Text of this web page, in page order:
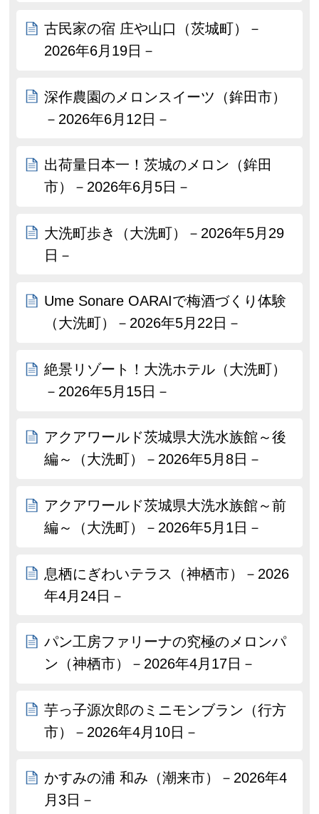
古民家の宿 庄や山口（茨城町）－
2026年6月19日－
深作農園のメロンスイーツ（鉾田市）
－2026年6月12日－
出荷量日本一！茨城のメロン（鉾田
市）－2026年6月5日－
大洗町歩き（大洗町）－2026年5月29
日－
Ume Sonare OARAIで梅酒づくり体験
（大洗町）－2026年5月22日－
絶景リゾート！大洗ホテル（大洗町）
－2026年5月15日－
アクアワールド茨城県大洗水族館～後
編～（大洗町）－2026年5月8日－
アクアワールド茨城県大洗水族館～前
編～（大洗町）－2026年5月1日－
息栖にぎわいテラス（神栖市）－2026
年4月24日－
パン工房ファリーナの究極のメロンパ
ン（神栖市）－2026年4月17日－
芋っ子源次郎のミニモンブラン（行方
市）－2026年4月10日－
かすみの浦 和み（潮来市）－2026年4
月3日－